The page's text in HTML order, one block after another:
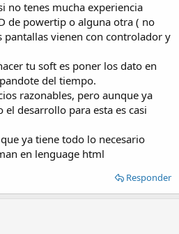
no tenes mucha experiencia
de powertip o alguna otra ( no
pantallas vienen con controlador y
tu soft es poner los dato en
del tiempo.
razonables, pero aunque ya
desarrollo para esta es casi
ya tiene todo lo necesario
en lenguage html
Responder